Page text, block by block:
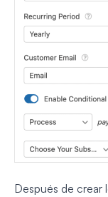
Después de crear